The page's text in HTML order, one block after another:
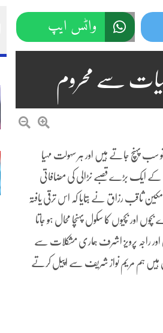
واٹس ایپ
سے محروم
پہنچ جاتے ہیں اور ہر سہولت مہیا
کے ایک بڑے قصبے نڑالی کی مضافاتی
ثاقب رزاق نے بتایا کہ اس ترقی یافتہ
بچیوں کا سکول پہنچا محال ہو جاتا
اور راجہ پرویز اشرف ہماری مشکلات سے
ہیں ہم مریم نواز شریف سے اپیل کرتے